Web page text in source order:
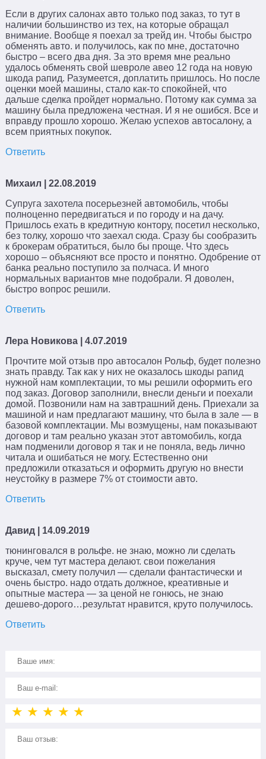
Если в других салонах авто только под заказ, то тут в
наличии большинство из тех, на которые обращал
внимание. Вообще я поехал за трейд ин. Чтобы быстро
обменять авто. и получилось, как по мне, достаточно
быстро – всего два дня. За это время мне реально
удалось обменять свой шевроле авео 12 года на новую
шкода рапид. Разумеется, доплатить пришлось. Но после
оценки моей машины, стало как-то спокойней, что
дальше сделка пройдет нормально. Потому как сумма за
машину была предложена честная. И я не ошибся. Все и
вправду прошло хорошо. Желаю успехов автосалону, а
всем приятных покупок.
Ответить
Михаил
| 22.08.2019
Супруга захотела посерьезней автомобиль, чтобы
полноценно передвигаться и по городу и на дачу.
Пришлось ехать в кредитную контору, посетил несколько,
без толку, хорошо что заехал сюда. Сразу бы сообразить
к брокерам обратиться, было бы проще. Что здесь
хорошо – объясняют все просто и понятно. Одобрение от
банка реально поступило за полчаса. И много
нормальных вариантов мне подобрали. Я доволен,
быстро вопрос решили.
Ответить
Лера Новикова
| 4.07.2019
Прочтите мой отзыв про автосалон Рольф, будет полезно
знать правду. Так как у них не оказалось шкоды рапид
нужной нам комплектации, то мы решили оформить его
под заказ. Договор заполнили, внесли деньги и поехали
домой. Позвонили нам на завтрашний день. Приехали за
машиной и нам предлагают машину, что была в зале — в
базовой комплектации. Мы возмущены, нам показывают
договор и там реально указан этот автомобиль, когда
нам подменили договор я так и не поняла, ведь лично
читала и ошибаться не могу. Естественно они
предложили отказаться и оформить другую но внести
неустойку в размере 7% от стоимости авто.
Ответить
Давид
| 14.09.2019
тюнинговался в рольфе. не знаю, можно ли сделать
круче, чем тут мастера делают. свои пожелания
высказал, смету получил — сделали фантастически и
очень быстро. надо отдать должное, креативные и
опытные мастера — за ценой не гонюсь, не знаю
дешево-дорого…результат нравится, круто получилось.
Ответить
★ ★ ★ ★ ★